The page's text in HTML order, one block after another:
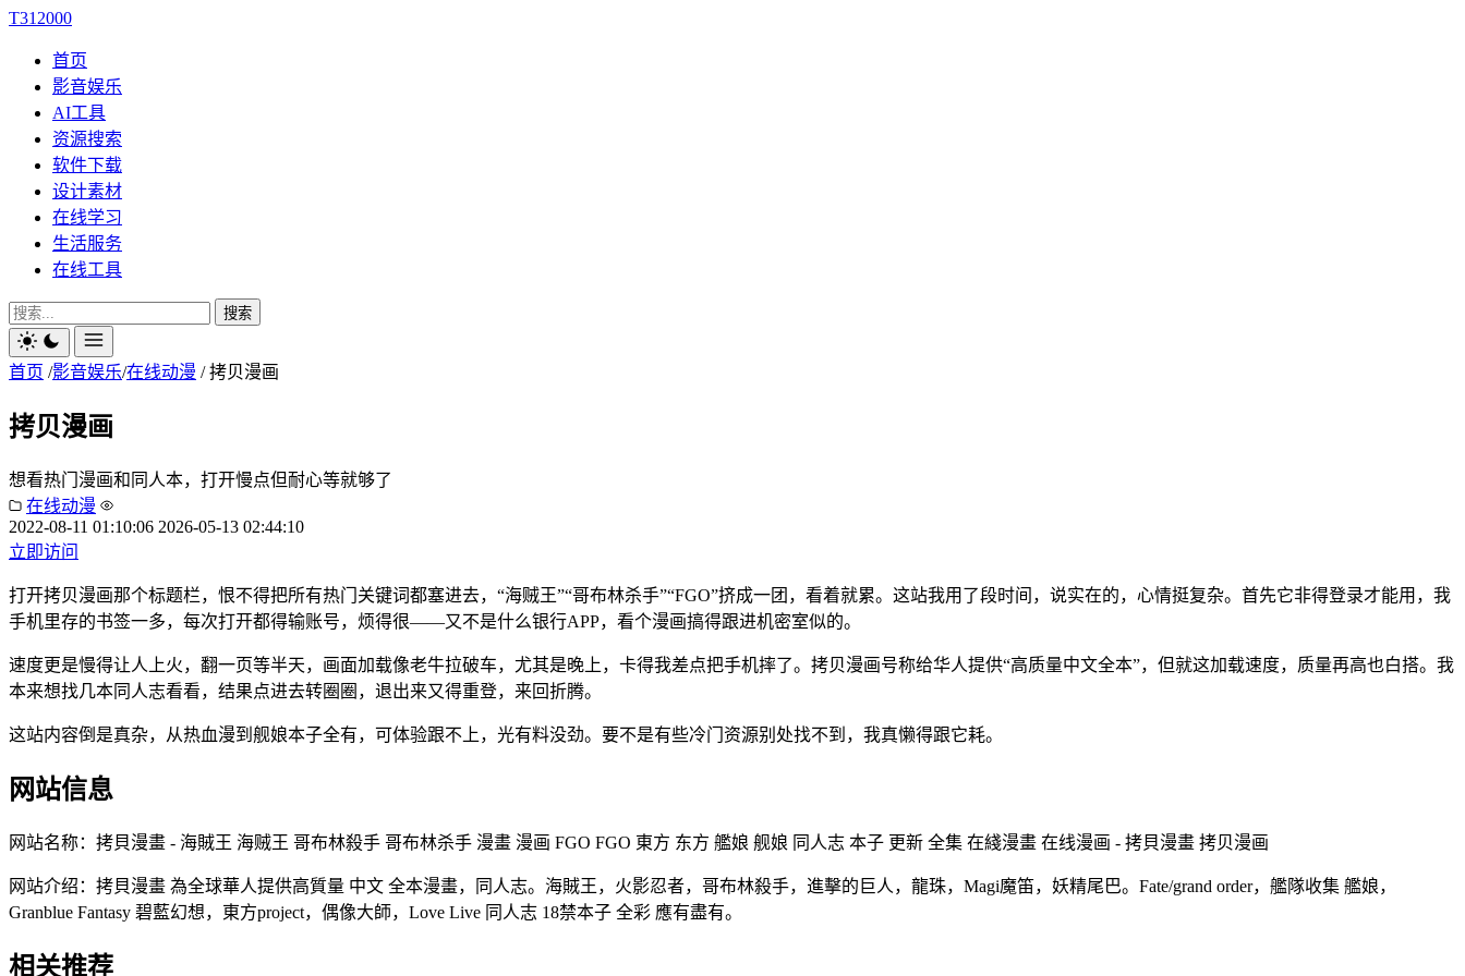
T312000
首页
影音娱乐
AI工具
资源搜索
软件下载
设计素材
在线学习
生活服务
在线工具
搜索
首页 /影音娱乐/在线动漫 / 拷贝漫画
拷贝漫画
想看热门漫画和同人本，打开慢点但耐心等就够了
在线动漫
2022-08-11 01:10:06 2026-05-13 02:44:10
立即访问
打开拷贝漫画那个标题栏，恨不得把所有热门关键词都塞进去，“海贼王”“哥布林杀手”“FGO”挤成一团，看着就累。这站我用了段时间，说实在的，心情挺复杂。首先它非得登录才能用，我
手机里存的书签一多，每次打开都得输账号，烦得很——又不是什么银行APP，看个漫画搞得跟进机密室似的。
速度更是慢得让人上火，翻一页等半天，画面加载像老牛拉破车，尤其是晚上，卡得我差点把手机摔了。拷贝漫画号称给华人提供“高质量中文全本”，但就这加载速度，质量再高也白搭。我
本来想找几本同人志看看，结果点进去转圈圈，退出来又得重登，来回折腾。
这站内容倒是真杂，从热血漫到舰娘本子全有，可体验跟不上，光有料没劲。要不是有些冷门资源别处找不到，我真懒得跟它耗。
网站信息
网站名称： 拷貝漫畫 - 海賊王 海贼王 哥布林殺手 哥布林杀手 漫畫 漫画 FGO FGO 東方 东方 艦娘 舰娘 同人志 本子 更新 全集 在綫漫畫 在线漫画 - 拷貝漫畫 拷贝漫画
网站介绍： 拷貝漫畫 為全球華人提供高質量 中文 全本漫畫，同人志。海賊王，火影忍者，哥布林殺手，進擊的巨人，龍珠，Magi魔笛，妖精尾巴。Fate/grand order，艦隊收集 艦娘，
Granblue Fantasy 碧藍幻想，東方project，偶像大師，Love Live 同人志 18禁本子 全彩 應有盡有。
相关推荐